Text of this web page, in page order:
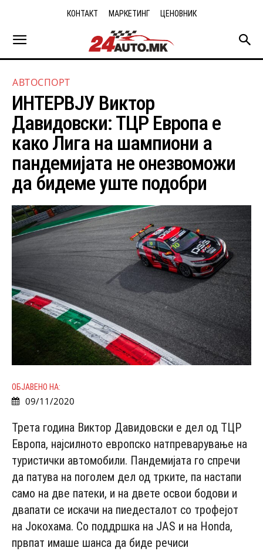
КОНТАКТ МАРКЕТИНГ ЦЕНОВНИК
АВТОСПОРТ
ИНТЕРВЈУ Виктор
Давидовски: ТЦР Европа е
како Лига на шампиони а
пандемијата не онезвоможи
да бидеме уште подобри
ОБЈАВЕНО НА:
09/11/2020
Трета година Виктор Давидовски е дел од ТЦР
Европа, најсилното европско натпреварување на
туристички автомобили. Пандемијата го спречи
да патува на поголем дел од трките, па настапи
само на две патеки, и на двете освои бодови и
двапати се искачи на пиедесталот со трофејот
на Јокохама. Со поддршка на JAS и на Honda,
првпат имаше шанса да биде речиси